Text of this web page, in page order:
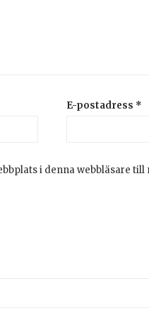
E-postadress *
i denna webbläsare